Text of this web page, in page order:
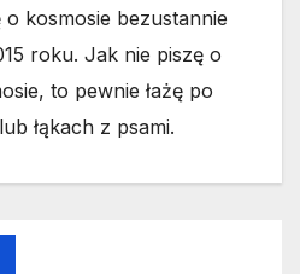
o kosmosie bezustannie
roku. Jak nie piszę o
to pewnie łażę po
łąkach z psami.